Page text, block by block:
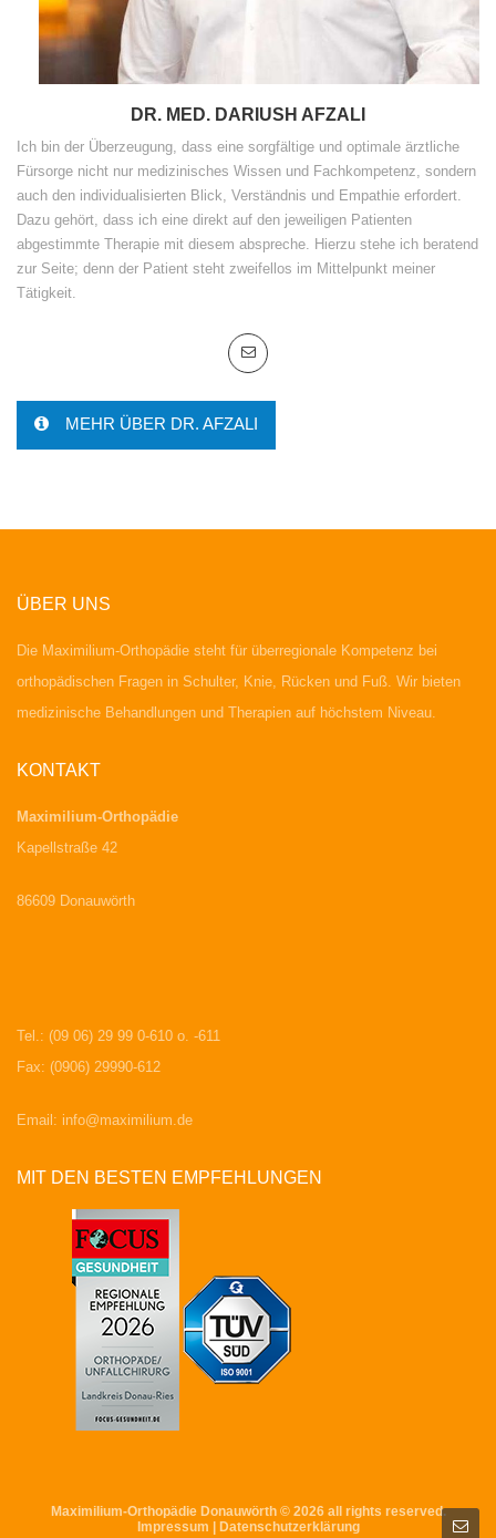
DR. MED. DARIUSH AFZALI
Ich bin der Überzeugung, dass eine sorgfältige und optimale ärztliche
Fürsorge nicht nur medizinisches Wissen und Fachkompetenz, sondern
auch den individualisierten Blick, Verständnis und Empathie erfordert.
Dazu gehört, dass ich eine direkt auf den jeweiligen Patienten
abgestimmte Therapie mit diesem abspreche. Hierzu stehe ich beratend
zur Seite; denn der Patient steht zweifellos im Mittelpunkt meiner
Tätigkeit.
MEHR ÜBER DR. AFZALI
ÜBER UNS
Die Maximilium-Orthopädie steht für überregionale Kompetenz bei
orthopädischen Fragen in Schulter, Knie, Rücken und Fuß. Wir bieten
medizinische Behandlungen und Therapien auf höchstem Niveau.
KONTAKT
Maximilium-Orthopädie
Kapellstraße 42
86609 Donauwörth
Tel.: (09 06) 29 99 0-610 o. -611
Fax: (0906) 29990-612
Email: info@maximilium.de
MIT DEN BESTEN EMPFEHLUNGEN
Maximilium-Orthopädie Donauwörth © 2026 all rights reserved.
Impressum
Datenschutzerklärung